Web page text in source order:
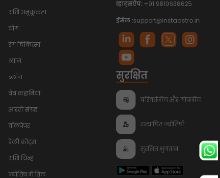
राशि अनुकूलता
योग
रंग चिकित्सा
ध्यान
ब्लॉग
वेब कहानियां
आरती संग्रह
वॉलपेपर
डेली कोट्स
राशि चिन्ह
ज्योतिष में तिल
व्हाट्सऐप: +91 9810638625
ईमेल :support@instaastro.in
सुरक्षित
परिवर्तनीय और गोपनीय
सत्यापित ज्योतिषी
सुरक्षित भुगतान